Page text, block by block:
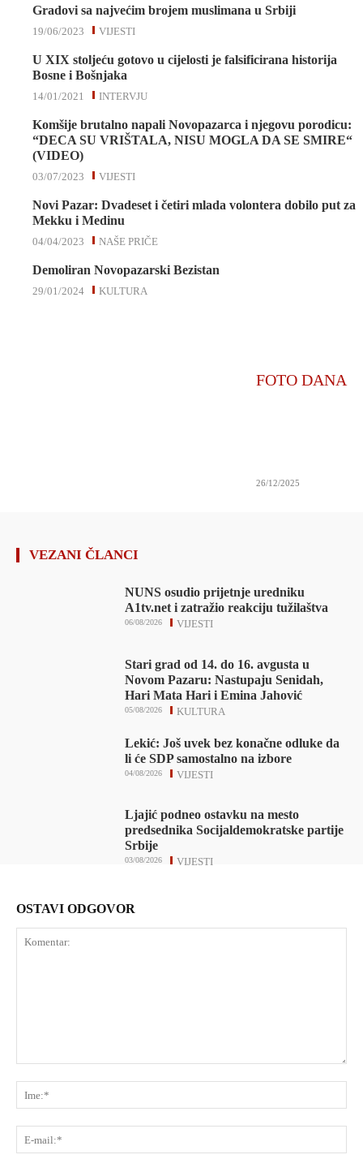
Gradovi sa najvećim brojem muslimana u Srbiji
VIJESTI
19/06/2023
U XIX stoljeću gotovo u cijelosti je falsificirana historija
Bosne i Bošnjaka
INTERVJU
14/01/2021
Komšije brutalno napali Novopazarca i njegovu porodicu:
“DECA SU VRIŠTALA, NISU MOGLA DA SE SMIRE“
(VIDEO)
VIJESTI
03/07/2023
Novi Pazar: Dvadeset i četiri mlada volontera dobilo put za
Mekku i Medinu
NAŠE PRIČE
04/04/2023
Demoliran Novopazarski Bezistan
KULTURA
29/01/2024
FOTO DANA
26/12/2025
VEZANI ČLANCI
NUNS osudio prijetnje uredniku
A1tv.net i zatražio reakciju tužilaštva
VIJESTI
06/08/2026
Stari grad od 14. do 16. avgusta u
Novom Pazaru: Nastupaju Senidah,
Hari Mata Hari i Emina Jahović
KULTURA
05/08/2026
Lekić: Još uvek bez konačne odluke da
li će SDP samostalno na izbore
VIJESTI
04/08/2026
Ljajić podneo ostavku na mesto
predsednika Socijaldemokratske partije
Srbije
VIJESTI
03/08/2026
OSTAVI ODGOVOR